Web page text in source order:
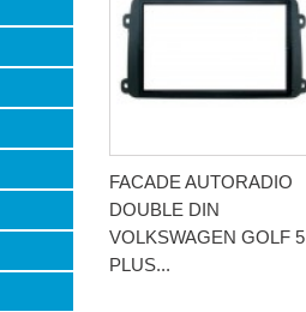
FACADE AUTORADIO
DOUBLE DIN
VOLKSWAGEN GOLF 5
PLUS...